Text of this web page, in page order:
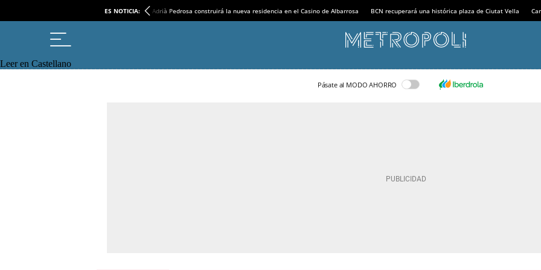
ES NOTICIA: Adrià Pedrosa construirá la nueva residencia en el Casino de Albarrosa BCN recuperará una histórica plaza de Ciutat Vella
Leer en Castellano
Pásate al MODO AHORRO